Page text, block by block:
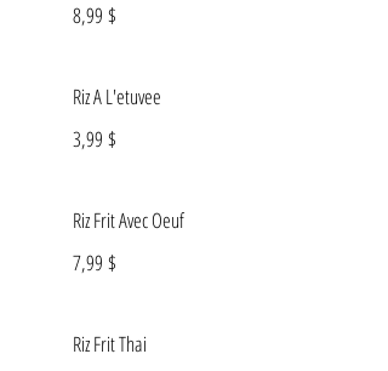
8,99 $
Riz A L'etuvee
3,99 $
Riz Frit Avec Oeuf
7,99 $
Riz Frit Thai